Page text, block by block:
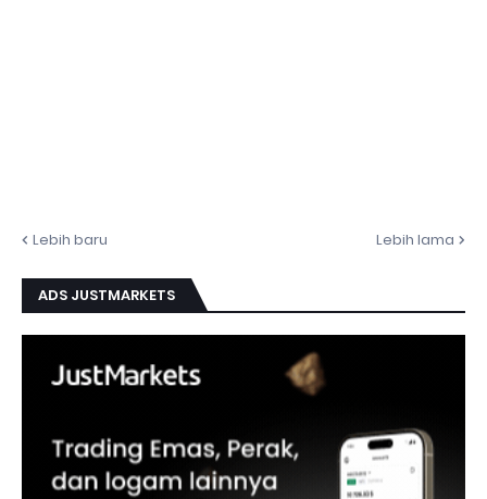
Lebih baru Lebih lama
ADS JUSTMARKETS